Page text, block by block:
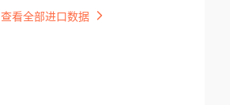
查看全部进口数据